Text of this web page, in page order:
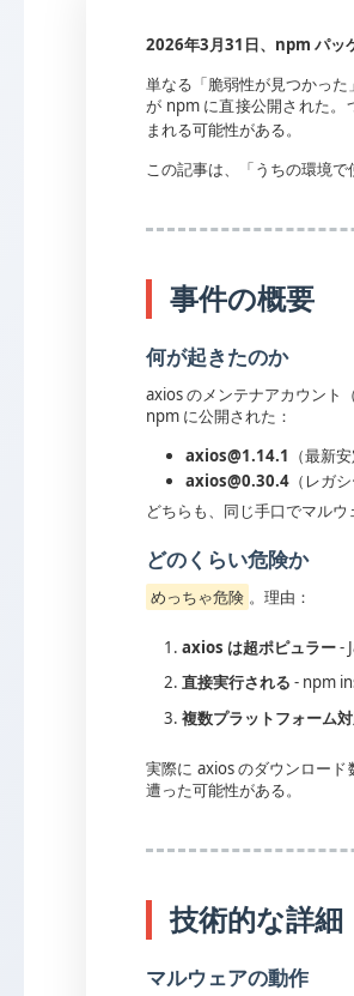
2026年3月31日、npm パッ
単なる「脆弱性が見つかっ
が npm に直接公開された
まれる可能性がある。
この記事は、「うちの環境
事件の概要
何が起きたのか
axios のメンテナアカウント
npm に公開された：
axios@1.14.1 （最新
axios@0.30.4 （レガ
どちらも、同じ手口でマルウ
どのくらい危険か
めっちゃ危険 。理由：
axios は超ポピュラー-
直接実行される - npm
複数プラットフォーム
実際に axios のダウンロー
遭った可能性がある。
技術的な詳細
マルウェアの動作